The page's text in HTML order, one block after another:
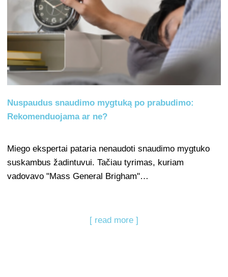
Nuspaudus snaudimo mygtuką po prabudimo:
Rekomenduojama ar ne?
Miego ekspertai pataria nenaudoti snaudimo mygtuko
suskambus žadintuvui. Tačiau tyrimas, kuriam
vadovavo "Mass General Brigham"…
[ read more ]